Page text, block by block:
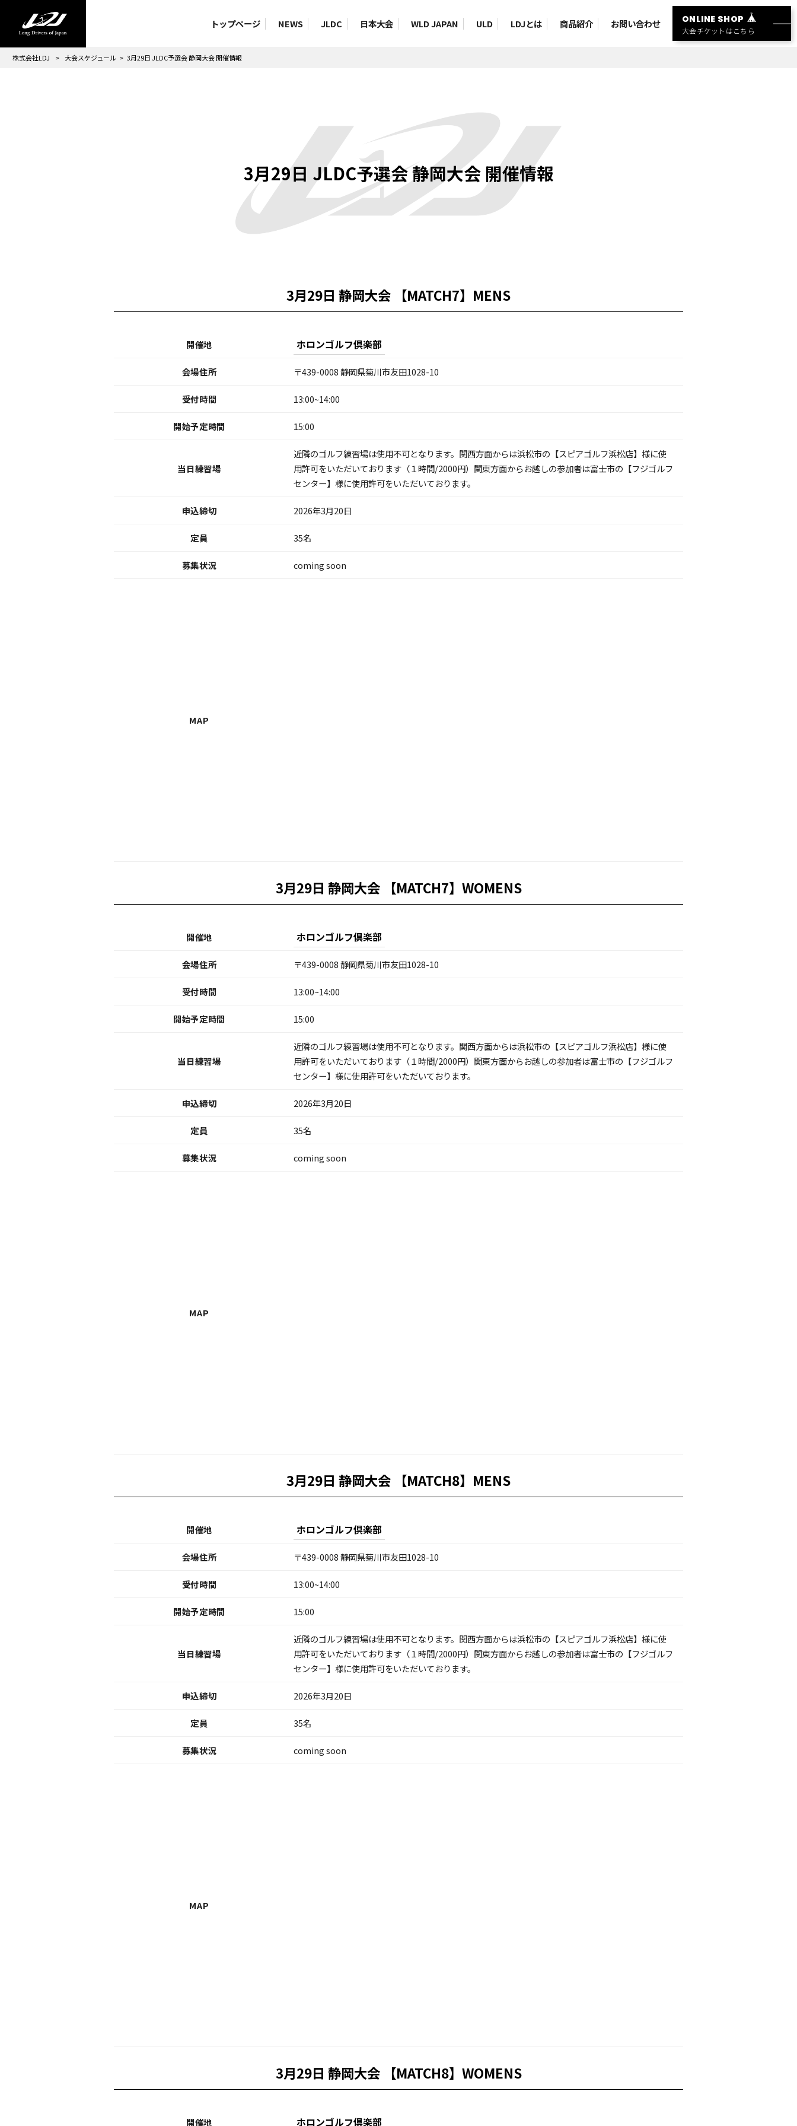
トップページ NEWS JLDC 日本大会 WLD JAPAN ULD LDJとは 商品紹介 お問い合わせ ONLINE SHOP
大会チケットはこちら
株式会社LDJ > 大会スケジュール > 3月29日 JLDC予選会 静岡大会 開催情報
3月29日 JLDC予選会 静岡大会 開催情報
3月29日 静岡大会 【MATCH7】MENS
開催地 ホロンゴルフ倶楽部
会場住所 〒439-0008 静岡県菊川市友田1028-10
受付時間 13:00~14:00
開始予定時間 15:00
当日練習場
近隣のゴルフ練習場は使用不可となります。関西方面からは浜松市の【スピアゴルフ浜松店】様に使
用許可をいただいております（１時間/2000円）関東方面からお越しの参加者は富士市の【フジゴルフ
センター】様に使用許可をいただいております。
申込締切 2026年3月20日
定員 35名
募集状況 coming soon
MAP
3月29日 静岡大会 【MATCH7】WOMENS
開催地 ホロンゴルフ倶楽部
会場住所 〒439-0008 静岡県菊川市友田1028-10
受付時間 13:00~14:00
開始予定時間 15:00
当日練習場
近隣のゴルフ練習場は使用不可となります。関西方面からは浜松市の【スピアゴルフ浜松店】様に使
用許可をいただいております（１時間/2000円）関東方面からお越しの参加者は富士市の【フジゴルフ
センター】様に使用許可をいただいております。
申込締切 2026年3月20日
定員 35名
募集状況 coming soon
MAP
3月29日 静岡大会 【MATCH8】MENS
開催地 ホロンゴルフ倶楽部
会場住所 〒439-0008 静岡県菊川市友田1028-10
受付時間 13:00~14:00
開始予定時間 15:00
当日練習場
近隣のゴルフ練習場は使用不可となります。関西方面からは浜松市の【スピアゴルフ浜松店】様に使
用許可をいただいております（１時間/2000円）関東方面からお越しの参加者は富士市の【フジゴルフ
センター】様に使用許可をいただいております。
申込締切 2026年3月20日
定員 35名
募集状況 coming soon
MAP
3月29日 静岡大会 【MATCH8】WOMENS
開催地 ホロンゴルフ倶楽部